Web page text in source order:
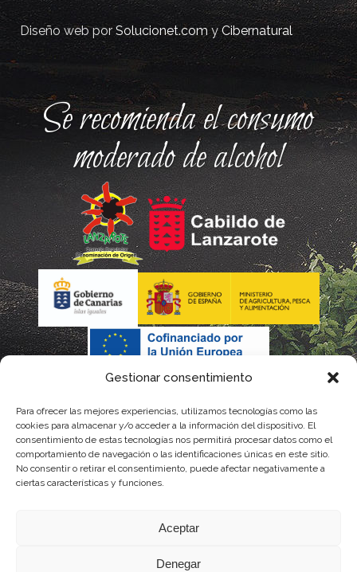
Gestionar consentimiento
Para ofrecer las mejores experiencias, utilizamos tecnologías como las
cookies para almacenar y/o acceder a la información del dispositivo. El
consentimiento de estas tecnologías nos permitirá procesar datos como el
comportamiento de navegación o las identificaciones únicas en este sitio.
No consentir o retirar el consentimiento, puede afectar negativamente a
ciertas características y funciones.
Aceptar
Denegar
Diseño web porSolucionet.comyCibernatural
Se recomienda el consumo
moderado de alcohol
La gestión de la DOP Lanzarote realizada por este Consejo Regulador es financiada,
con fondos provenientes del presupuesto de gastos del Instituto Canario de
Calidad Agroalimentaria